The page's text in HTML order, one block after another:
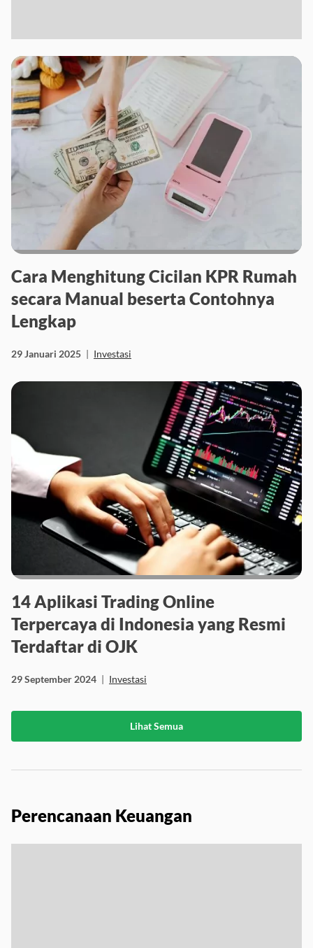
Cara Menghitung Cicilan KPR Rumah
secara Manual beserta Contohnya
Lengkap
29 Januari 2025 | Investasi
14 Aplikasi Trading Online
Terpercaya di Indonesia yang Resmi
Terdaftar di OJK
29 September 2024 | Investasi
Lihat Semua
Perencanaan Keuangan